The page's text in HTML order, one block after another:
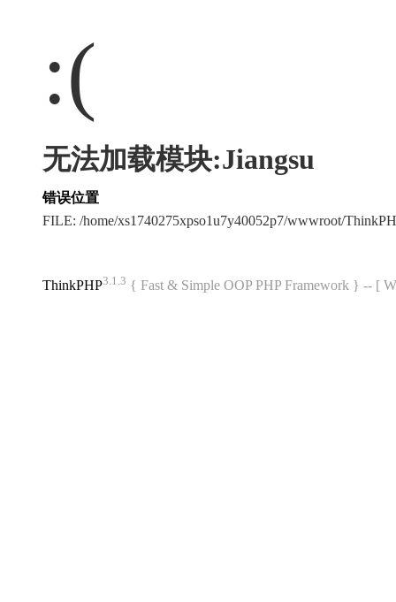
:(
无法加载模块:Jiangsu
错误位置
FILE: /home/xs1740275xpso1u7y40052p7/wwwroot/
ThinkPHP3.1.3 { Fast & Simple OOP PHP Framework } -- [